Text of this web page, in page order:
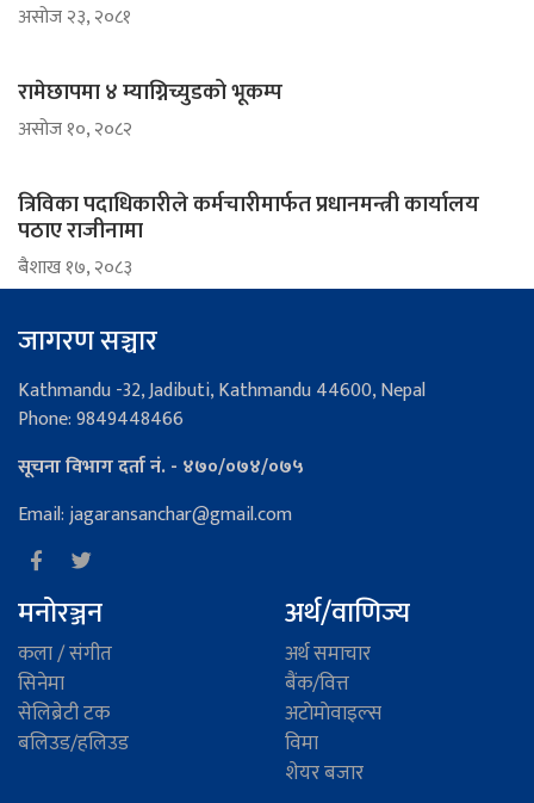
असोज २३, २०८१
रामेछापमा ४ म्याग्निच्युडको भूकम्प
असोज १०, २०८२
त्रिविका पदाधिकारीले कर्मचारीमार्फत प्रधानमन्त्री कार्यालय
पठाए राजीनामा
ब‌ैशाख १७, २०८३
जागरण सञ्चार
Kathmandu -32, Jadibuti, Kathmandu 44600, Nepal
Phone: 9849448466
सूचना विभाग दर्ता नं. - ४७०/०७४/०७५
Email: jagaransanchar@gmail.com
मनोरञ्जन
कला / संगीत
सिनेमा
सेलिब्रेटी टक
बलिउड/हलिउड
अर्थ/वाणिज्य
अर्थ समाचार
बैंक/वित्त
अटाेमाेवाइल्स
विमा
शेयर बजार